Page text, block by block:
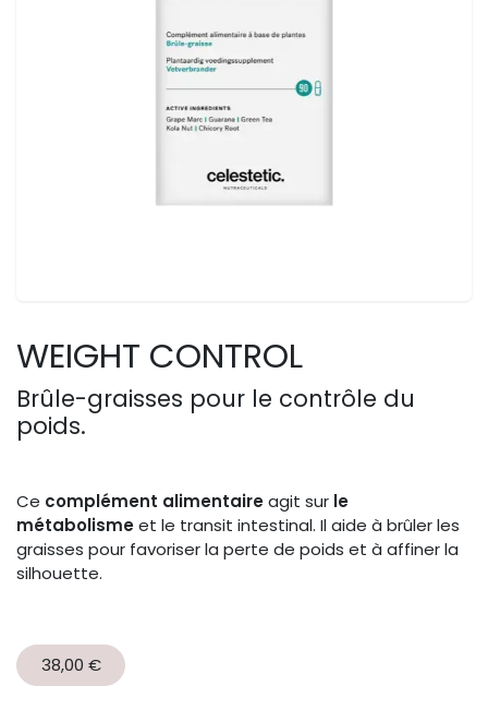
WEIGHT CONTROL
Brûle-graisses pour le contrôle du
poids.
Ce complément alimentaireagit sur le
métabolismeet le transit intestinal. Il aide à brûler les
graisses pour favoriser la perte de poids et à affiner la
silhouette.
38,00 €